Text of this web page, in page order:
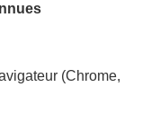
(Chrome,